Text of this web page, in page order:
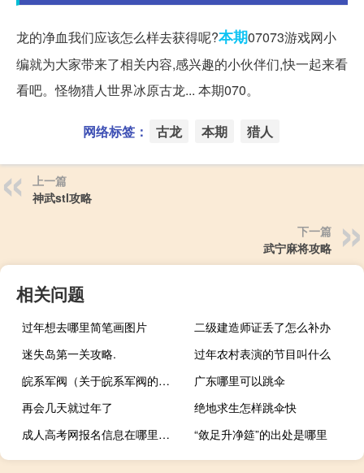
龙的净血我们应该怎么样去获得呢?本期07073游戏网小
编就为大家带来了相关内容,感兴趣的小伙伴们,快一起来看
看吧。怪物猎人世界冰原古龙... 本期070。
网络标签： 古龙 本期 猎人
上一篇
神武stl攻略
下一篇
武宁麻将攻略
相关问题
过年想去哪里简笔画图片
二级建造师证丢了怎么补办
迷失岛第一关攻略.
过年农村表演的节目叫什么
皖系军阀（关于皖系军阀的介绍）
广东哪里可以跳伞
再会几天就过年了
绝地求生怎样跳伞快
成人高考网报名信息在哪里查询
“敛足升净筵”的出处是哪里